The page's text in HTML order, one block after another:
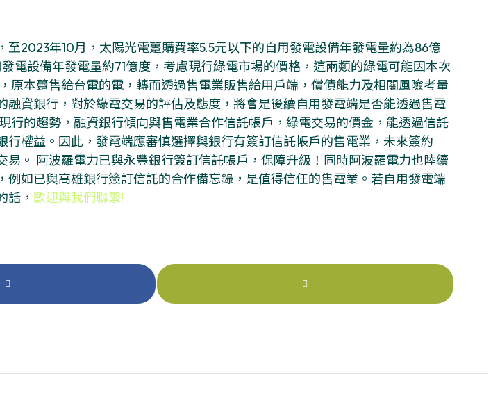
至2023年10月，太陽光電躉購費率5.5元以下的自用發電設備年發電量約為86億
電設備年發電量約71億度，考慮現行綠電市場的價格，這兩類的綠電可能因本次
原本躉售給台電的電，轉而透過售電業販售給用戶端，償債能力及相關風險考量
融資銀行，對於綠電交易的評估及態度，將會是後續自用發電端是否能透過售電
行的趨勢，融資銀行傾向與售電業合作信託帳戶，綠電交易的價金，能透過信託
行權益。因此，發電端應審慎選擇與銀行有簽訂信託帳戶的售電業，未來簽約
易。 阿波羅電力已與永豐銀行簽訂信託帳戶，保障升級！同時阿波羅電力也陸續
例如已與高雄銀行簽訂信託的合作備忘錄，是值得信任的售電業。若自用發電端
話， 歡迎與我們聯繫!